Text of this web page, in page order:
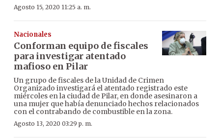
Agosto 15, 2020 11:25 a. m.
Nacionales
Conforman equipo de fiscales
para investigar atentado
mafioso en Pilar
Un grupo de fiscales de la Unidad de Crimen
Organizado investigará el atentado registrado este
miércoles en la ciudad de Pilar, en donde asesinaron a
una mujer que había denunciado hechos relacionados
con el contrabando de combustible en la zona.
Agosto 13, 2020 03:29 p. m.